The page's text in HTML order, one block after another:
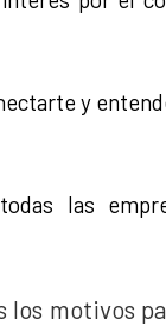
y
las
los motivos